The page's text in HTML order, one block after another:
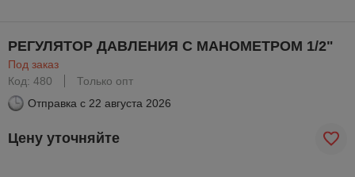
РЕГУЛЯТОР ДАВЛЕНИЯ С МАНОМЕТРОМ 1/2"
Под заказ
Код: 480
Только опт
Отправка с 22 августа 2026
Цену уточняйте